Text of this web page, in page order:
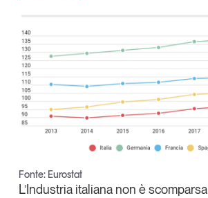
Fonte: Eurostat
L’Industria italiana non è scomparsa